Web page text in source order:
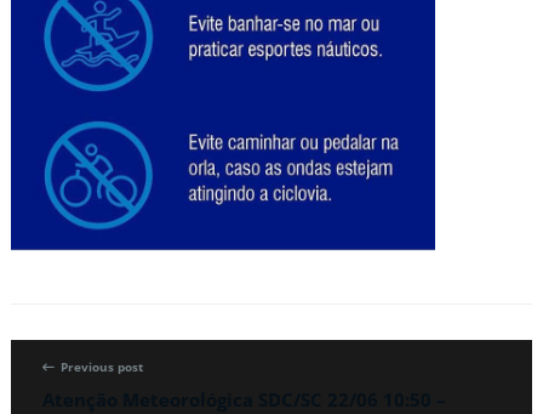
Previous post